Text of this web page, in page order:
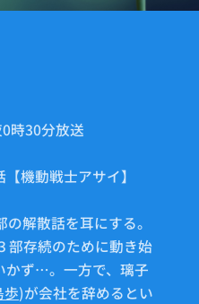
0時30分放送
【機動戦士アサイ】
の解散話を耳にする。
部存続のために動き始
かず…。一方で、璃子
歩)が会社を辞めるとい